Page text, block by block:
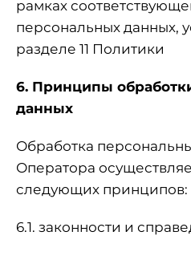
рамках
персональных данных,
разделе 11 Политики
6. Принципы
данных
Обработка
Оператора
следующих принципов:
6.1. законности и